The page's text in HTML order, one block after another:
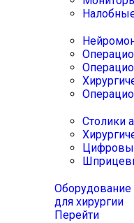
Столики
Оборудование
для хирургии
Перейти